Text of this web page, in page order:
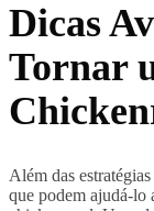
Dicas
Tornar
Além das
que podem ajudá-lo